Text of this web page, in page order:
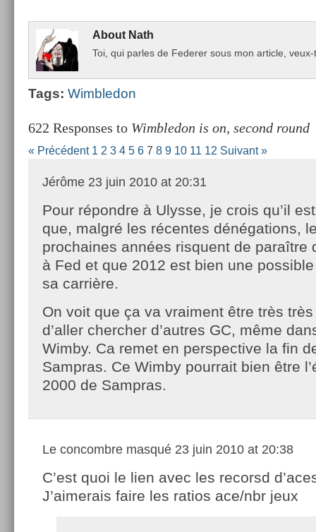
About Nath
Toi, qui par­les de Feder­er sous mon ar­ticle,
Tags: Wimbledon
622 Responses to Wimbledon is on, second round
« Précédent 1 2 3 4 5 6 7 8 9 10 11 12 Suivant »
Jérôme 23 juin 2010 at 20:31
Pour répondre à Ulysse, je crois qu’il
que, malgré les récentes dénégations,
prochaines années risquent de paraître
à Fed et que 2012 est bien une
sa carrière.
On voit que ça va vraiment être très
d’aller chercher d’autres GC, même
Wimby. Ca remet en perspective la fin
Sampras. Ce Wimby pourrait bien être
2000 de Sampras.
Le concombre masqué 23 juin 2010 at 20:38
C’est quoi le lien avec les recorsd
J’aimerais faire les ratios ace/nbr jeux